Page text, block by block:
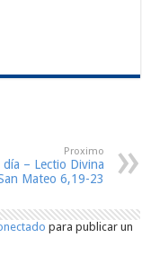
Proximo
día – Lectio Divina
Mateo 6,19-23
para publicar un